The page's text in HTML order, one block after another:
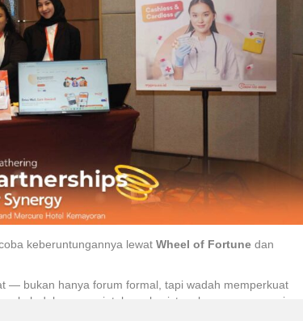
keberuntungannya lewat Wheel of Fortune dan
— bukan hanya forum formal, tapi wadah memperkuat
dalam menciptakan ekosistem layanan asuransi